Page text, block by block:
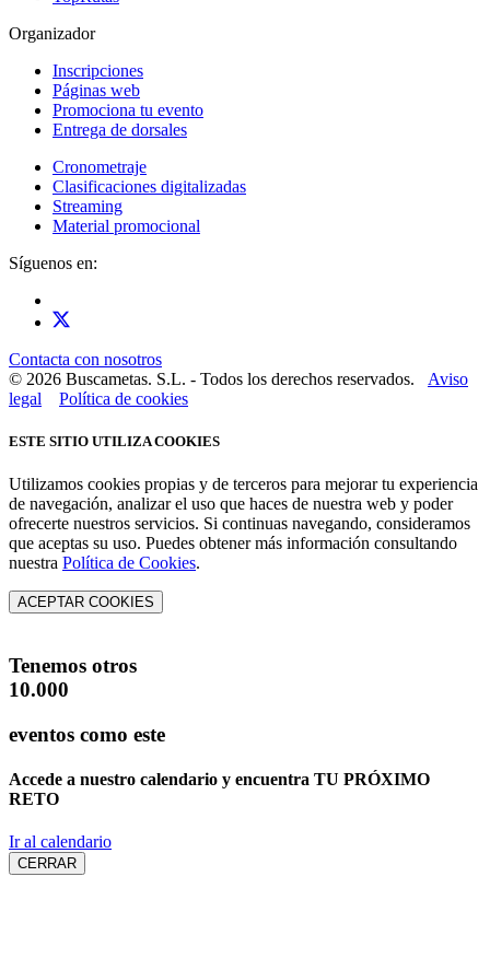
Organizador
Inscripciones
Páginas web
Promociona tu evento
Entrega de dorsales
Cronometraje
Clasificaciones digitalizadas
Streaming
Material promocional
Síguenos en:
Contacta con nosotros
© 2026 Buscametas. S.L. - Todos los derechos reservados. Aviso
legal
Política de cookies
ESTE SITIO UTILIZA COOKIES
Utilizamos cookies propias y de terceros para mejorar tu experiencia
de navegación, analizar el uso que haces de nuestra web y poder
ofrecerte nuestros servicios. Si continuas navegando, consideramos
que aceptas su uso. Puedes obtener más información consultando
nuestra Política de Cookies.
ACEPTAR COOKIES
Tenemos otros
10.000
eventos como este
Accede a nuestro calendario y encuentra TU PRÓXIMO
RETO
Ir al calendario
CERRAR